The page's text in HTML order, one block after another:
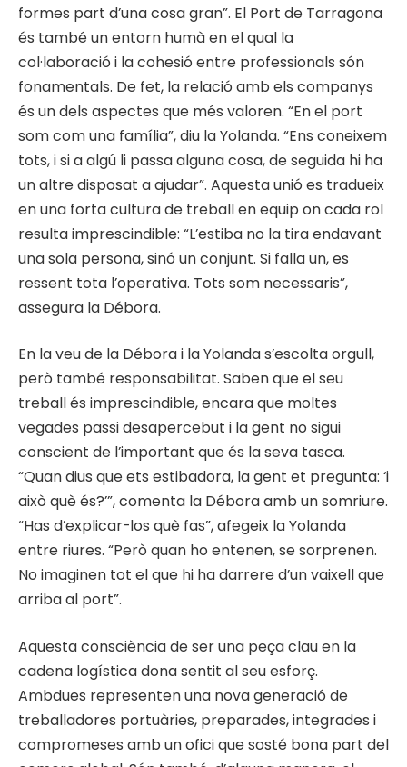
formes part d’una cosa gran”. El Port de Tarragona
és també un entorn humà en el qual la
col·laboració i la cohesió entre professionals són
fonamentals. De fet, la relació amb els companys
és un dels aspectes que més valoren. “En el port
som com una família”, diu la Yolanda. “Ens coneixem
tots, i si a algú li passa alguna cosa, de seguida hi ha
un altre disposat a ajudar”. Aquesta unió es tradueix
en una forta cultura de treball en equip on cada rol
resulta imprescindible: “L’estiba no la tira endavant
una sola persona, sinó un conjunt. Si falla un, es
ressent tota l’operativa. Tots som necessaris”,
assegura la Débora.
En la veu de la Débora i la Yolanda s’escolta orgull,
però també responsabilitat. Saben que el seu
treball és imprescindible, encara que moltes
vegades passi desapercebut i la gent no sigui
conscient de l’important que és la seva tasca.
“Quan dius que ets estibadora, la gent et pregunta: ‘i
això què és?’”, comenta la Débora amb un somriure.
“Has d’explicar-los què fas”, afegeix la Yolanda
entre riures. “Però quan ho entenen, se sorprenen.
No imaginen tot el que hi ha darrere d’un vaixell que
arriba al port”.
Aquesta consciència de ser una peça clau en la
cadena logística dona sentit al seu esforç.
Ambdues representen una nova generació de
treballadores portuàries, preparades, integrades i
compromeses amb un ofici que sosté bona part del